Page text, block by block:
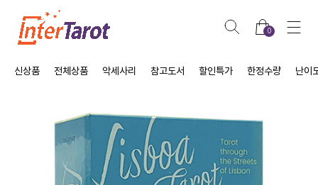
0
신상품 전체상품 악세사리 참고도서 할인특가 한정수량 난이